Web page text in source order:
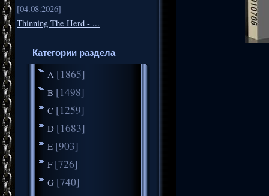
[04.08.2026]
Thinning The Herd - ...
Категории раздела
A [1865]
B [1498]
C [1259]
D [1683]
E [903]
F [726]
G [740]